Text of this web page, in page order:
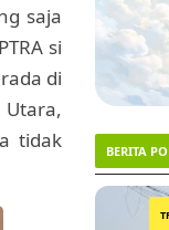
saja
si
di
tidak
BERITA